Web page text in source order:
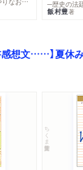
─歴史の法
飯村豊著
感想文……】夏休
ちくま学芸文庫